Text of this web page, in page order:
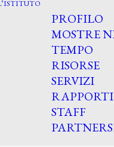
PROFILO
MOSTRE
TEMPO
RISORSE
SERVIZI
RAPPORTI
STAFF